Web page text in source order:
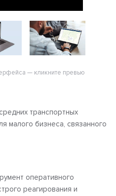
— кликните превью
транспортных
малого бизнеса, связанного
оперативного
реагирования и